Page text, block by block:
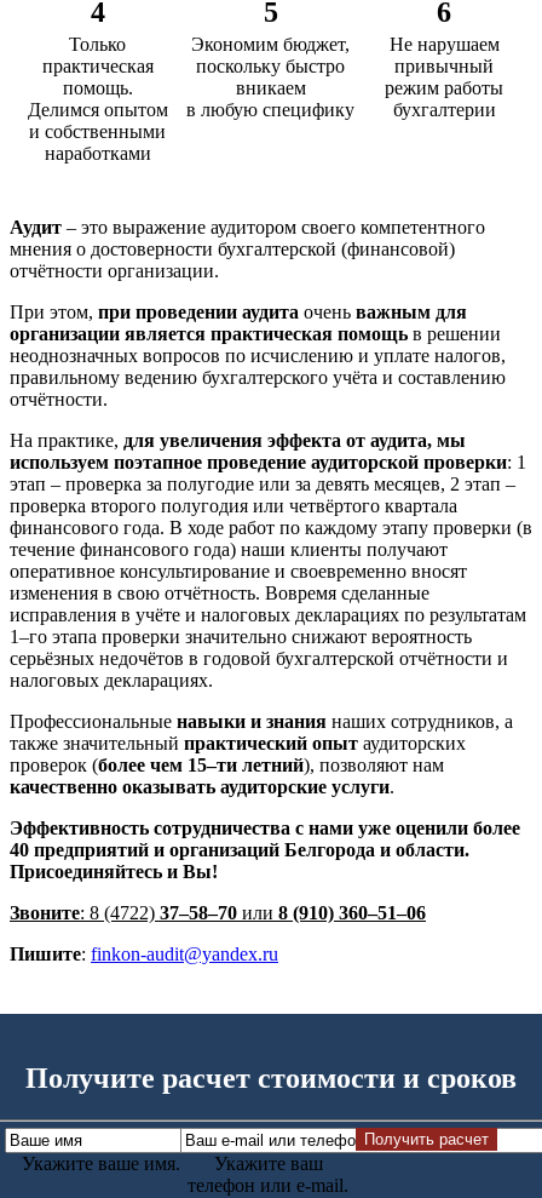
4 5 6
Только
практическая
помощь.
Делимся опытом
и собственными
наработками
Экономим бюджет,
поскольку быстро
вникаем
в любую специфику
Не нарушаем
привычный
режим работы
бухгалтерии
Аудит – это выражение аудитором своего компетентного
мнения о достоверности бухгалтерской (финансовой)
отчётности организации.
При этом, при проведении аудита очень важным для
организации является практическая помощь в решении
неоднозначных вопросов по исчислению и уплате налогов,
правильному ведению бухгалтерского учёта и составлению
отчётности.
На практике, для увеличения эффекта от аудита, мы
используем поэтапное проведение аудиторской проверки: 1
этап – проверка за полугодие или за девять месяцев, 2 этап –
проверка второго полугодия или четвёртого квартала
финансового года. В ходе работ по каждому этапу проверки (в
течение финансового года) наши клиенты получают
оперативное консультирование и своевременно вносят
изменения в свою отчётность. Вовремя сделанные
исправления в учёте и налоговых декларациях по результатам
1–го этапа проверки значительно снижают вероятность
серьёзных недочётов в годовой бухгалтерской отчётности и
налоговых декларациях.
Профессиональные навыки и знания наших сотрудников, а
также значительный практический опыт аудиторских
проверок (более чем 15–ти летний), позволяют нам
качественно оказывать аудиторские услуги.
Эффективность сотрудничества с нами уже оценили более
40 предприятий и организаций Белгорода и области.
Присоединяйтесь и Вы!
Звоните: 8 (4722) 37–58–70 или 8 (910) 360–51–06
Пишите: finkon-audit@yandex.ru
Получите расчет стоимости и сроков
Укажите ваше имя.
Укажите ваш
телефон или e-mail.